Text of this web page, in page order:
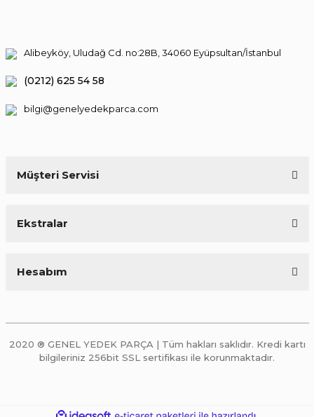
Müşteri Servisi
Ekstralar
Hesabım
2020 ® GENEL YEDEK PARÇA | Tüm hakları saklıdır. Kredi kartı
bilgileriniz 256bit SSL sertifikası ile korunmaktadır.
Alibeyköy, Uludağ Cd. no:28B, 34060 Eyüpsultan/İstanbul
(0212) 625 54 58
bilgi@genelyedekparca.com